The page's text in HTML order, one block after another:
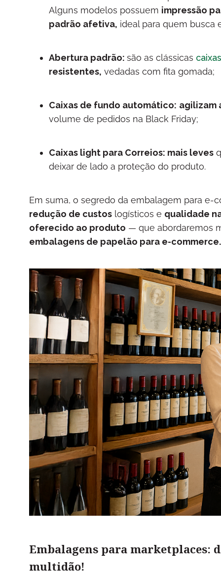
Alguns modelos possuem impressão
padrão afetiva, ideal para quem busca
Abertura padrão: são as clássicas
resistentes, vedadas com fita gomada;
Caixas de fundo automático: agilizam
volume de pedidos na Black Friday;
Caixas light para Correios: mais leves
deixar de lado a proteção do produto.
Em suma, o segredo da embalagem para
redução de custoslogísticos e qualidade
oferecido ao produto — que abordaremos
embalagens de papelão para e-
Embalagens para marketplaces:
multidão!